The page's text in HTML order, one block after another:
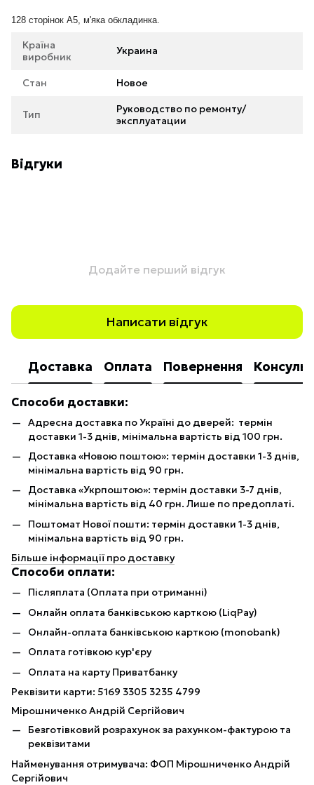
128 сторінок А5, м'яка обкладинка.
Країна
виробник
Украина
Стан Новое
Тип
Руководство по ремонту/
эксплуатации
Відгуки
Додайте перший відгук
Написати відгук
Доставка Оплата Повернення
Способи доставки:
Адресна доставка по Україні до дверей: термін
доставки 1-3 днів, мінімальна вартість від 100 грн.
Доставка «Новою поштою»: термін доставки 1-3 днів,
мінімальна вартість від 90 грн.
Доставка «Укрпоштою»: термін доставки 3-7 днів,
мінімальна вартість від 40 грн. Лише по предоплаті.
Поштомат Нової пошти: термін доставки 1-3 днів,
мінімальна вартість від 90 грн.
Більше інформації про доставку
Способи оплати:
Післяплата (Оплата при отриманні)
Онлайн оплата банківською карткою (LiqPay)
Онлайн-оплата банківською карткою (monobank)
Оплата готівкою кур'єру
Оплата на карту Приватбанку
Реквізити карти: 5169 3305 3235 4799
Мірошниченко Андрій Сергійович
Безготівковий розрахунок за рахунком-фактурою та
реквізитами
Найменування отримувача: ФОП Мірошниченко Андрій
Сергійович